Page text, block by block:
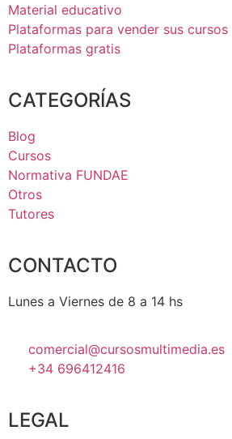
Material educativo
Plataformas para vender sus cursos
Plataformas gratis
CATEGORÍAS
Blog
Cursos
Normativa FUNDAE
Otros
Tutores
CONTACTO
Lunes a Viernes de 8 a 14 hs
comercial@cursosmultimedia.es
+34 696412416
LEGAL